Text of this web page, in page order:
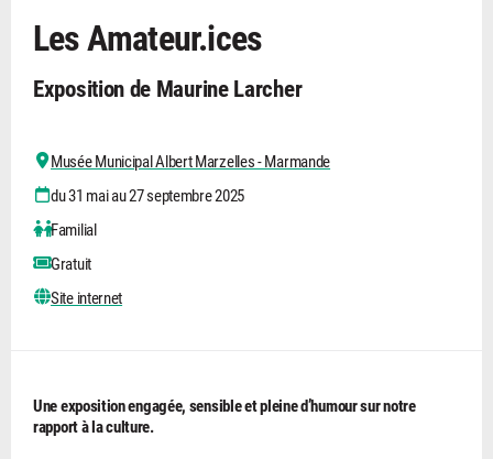
Les Amateur.ices
Exposition de Maurine Larcher
Musée Municipal Albert Marzelles - Marmande
du 31 mai au 27 septembre 2025
Familial
Gratuit
Site internet
Une exposition engagée, sensible et pleine d’humour sur notre
rapport à la culture.